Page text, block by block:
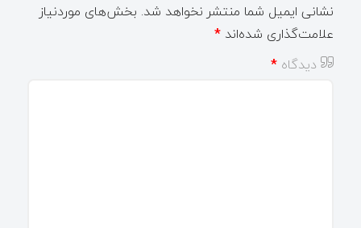
نشانی ایمیل شما منتشر نخواهد شد. بخش‌های موردنیاز
علامت‌گذاری شده‌اند *
دیدگاه *